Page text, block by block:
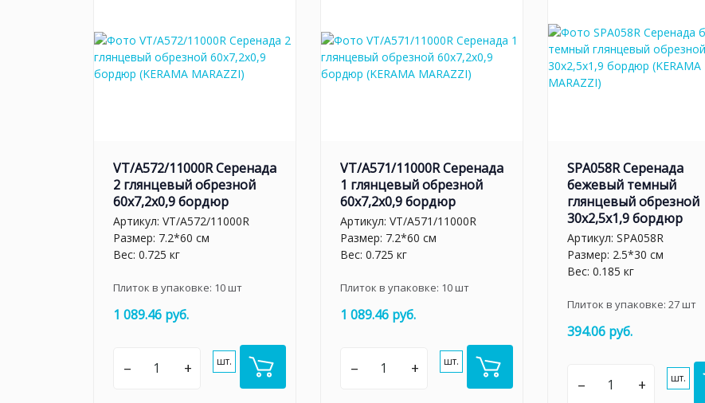
VT/A572/11000R Серенада
2 глянцевый обрезной
60x7,2x0,9 бордюр
Артикул: VT/A572/11000R
Размер: 7.2*60 см
Вес: 0.725 кг
Плиток в упаковке: 10шт
1 089.46 руб.
– + шт.
VT/A571/11000R Серенада
1 глянцевый обрезной
60x7,2x0,9 бордюр
Артикул: VT/A571/11000R
Размер: 7.2*60 см
Вес: 0.725 кг
Плиток в упаковке: 10шт
1 089.46 руб.
– + шт.
SPA058R Серенада
бежевый темный
глянцевый обрезной
30x2,5x1,9 бордюр
Артикул: SPA058R
Размер: 2.5*30 см
Вес: 0.185 кг
Плиток в упаковке: 27шт
394.06 руб.
– + шт.